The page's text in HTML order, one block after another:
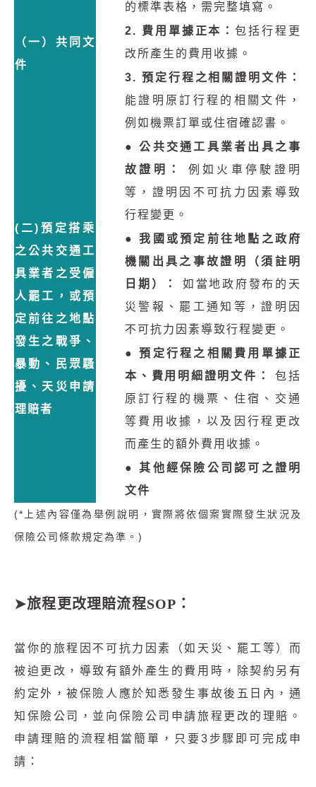
（一）共同文
件
的標準表格，需完整填寫。
2. 費用單據正本：包括行程更
改所產生的費用收據。
3. 預定行程之相關證明文件：
能證明原訂行程的相關文件，
例如機票訂單或住宿確認書。
(二)預定搭乘
之公共交通工
具業者之受僱
人罷工，或預
定前往之地點
發生之戰爭、
暴動、民眾騷
擾、天災申請
理賠者
● 公共交通工具業者出具之事
故證明：
例如火車停駛證明
等，證明因不可抗力因素導致
行程變更。
● 我國或預定前往地點之政府
機關出具之事故證明（須註明
日期）：
如當地政府發布的天
災警報、罷工通知等，證明因
不可抗力因素導致行程變更。
●
預定行程之相關費用單據正
本、費用明細證明文件：
包括
原訂行程的機票、住宿、交通
等費用收據，以及因行程更改
而產生的額外費用收據。
●其他經保險公司認可之證明
文件
(*上述內容僅為舉例說明，實際將依個案實際發生狀況及
保險公司條款規定為準。)
➤旅程更改理賠流程SOP：
當你的旅程因不可抗力因素（如天災、罷工等）而
被迫更改，導致有額外產生的費用時，除契約另有
約定外，被保險人應於知悉發生事故後五日內，通
知保險公司，並向保險公司申請旅程更改的理賠。
申請理賠的流程相當簡單，只要3步驟即可完成申
請：